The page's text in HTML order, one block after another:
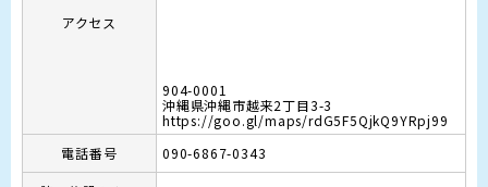
アクセス
904-0001
沖縄県沖縄市越来2丁目3-3
https://goo.gl/maps/rdG5F5QjkQ9YRpj99
電話番号
090-6867-0343